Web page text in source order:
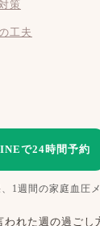
策
工夫
で24時間予約
1週間の家庭血圧